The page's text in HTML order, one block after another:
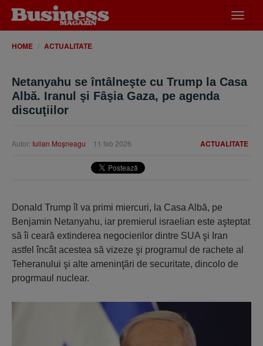
meniu
HOME ACTUALITATE
Netanyahu se întâlneşte cu Trump la Casa
Albă. Iranul şi Fâşia Gaza, pe agenda
discuţiilor
ACTUALITATE
Autor: Iulian Moşneagu 11 feb 2026
Donald Trump îl va primi miercuri, la Casa Albă, pe
Benjamin Netanyahu, iar premierul israelian este aşteptat
să îi ceară extinderea negocierilor dintre SUA şi Iran
astfel încât acestea să vizeze şi programul de rachete al
Teheranului şi alte ameninţări de securitate, dincolo de
progrmaul nuclear.